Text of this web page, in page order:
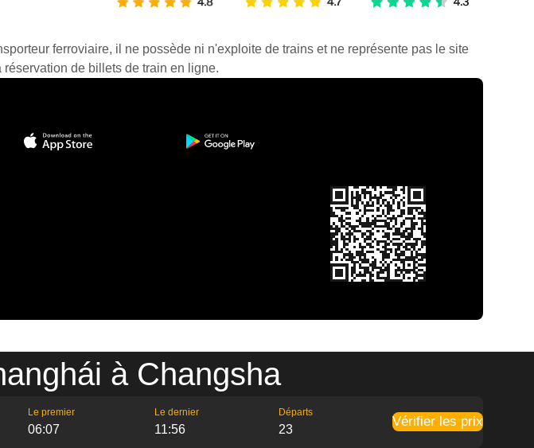
ferroviaire, il ne possède ni n'exploite de trains et ne représente pas le site
de billets de train en ligne.
à Changsha
Le premier
06:07
Le dernier
11:56
Départs
23
Vérifier les prix